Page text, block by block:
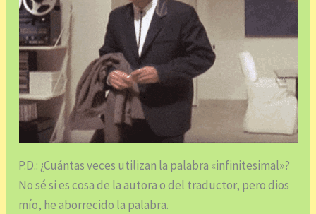
P.D.: ¿Cuántas veces utilizan la palabra «infinitesimal»?
No sé si es cosa de la autora o del traductor, pero dios
mío, he aborrecido la palabra.